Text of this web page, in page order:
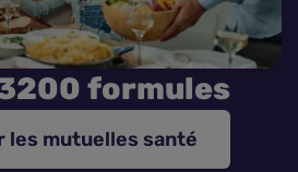
formules
les mutuelles santé